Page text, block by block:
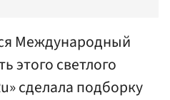
Международный
этого светлого
сделала подборку